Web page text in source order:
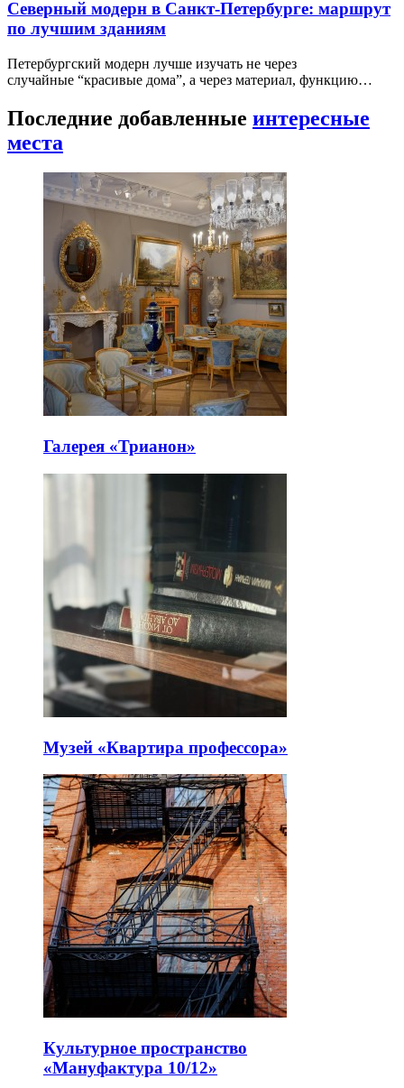
Северный модерн в Санкт-Петербурге: маршрут
по лучшим зданиям
Петербургский модерн лучше изучать не через
случайные “красивые дома”, а через материал, функцию…
Последние добавленные интересные
места
Галерея «Трианон»
Музей «Квартира профессора»
Культурное пространство
«Мануфактура 10/12»